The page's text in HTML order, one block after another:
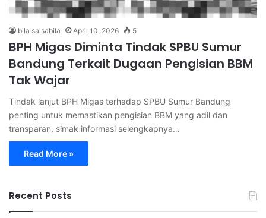
bila salsabila April 10, 2026 5
BPH Migas Diminta Tindak SPBU Sumur
Bandung Terkait Dugaan Pengisian BBM
Tak Wajar
Tindak lanjut BPH Migas terhadap SPBU Sumur Bandung
penting untuk memastikan pengisian BBM yang adil dan
transparan, simak informasi selengkapnya…
Read More »
Recent Posts